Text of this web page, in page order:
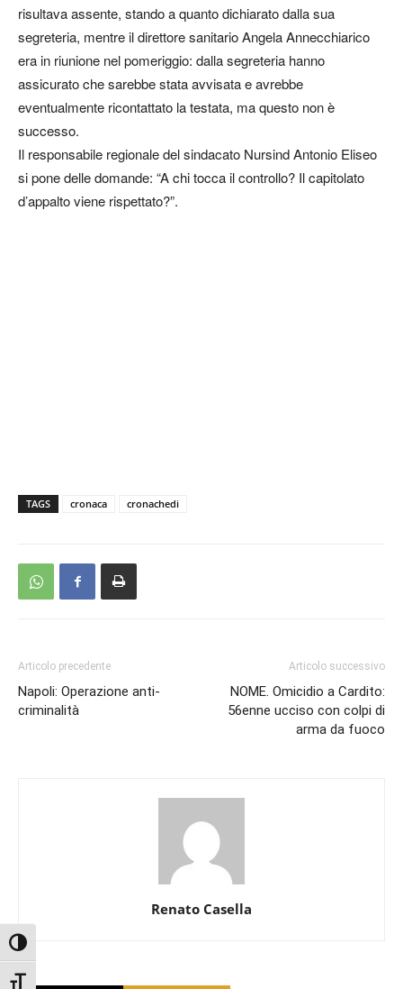
Attiva/disattiva alto contrasto
Attiva/disattiva dimensione testo
risultava assente, stando a quanto dichiarato dalla sua
segreteria, mentre il direttore sanitario Angela Annecchiarico
era in riunione nel pomeriggio: dalla segreteria hanno
assicurato che sarebbe stata avvisata e avrebbe
eventualmente ricontattato la testata, ma questo non è
successo.
Il responsabile regionale del sindacato Nursind Antonio Eliseo
si pone delle domande: “A chi tocca il controllo? Il capitolato
d’appalto viene rispettato?”.
TAGS cronaca cronachedi
Articolo precedente
Napoli: Operazione anti-
criminalità
Articolo successivo
NOME. Omicidio a Cardito:
56enne ucciso con colpi di
arma da fuoco
Renato Casella